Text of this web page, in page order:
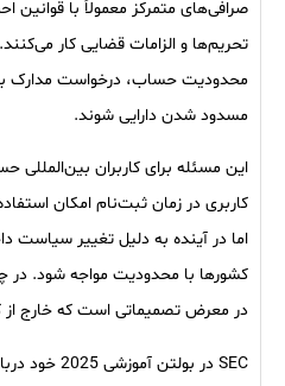
صرافی‌های متمرکز معمولاً با قوانین
تحریم‌ها و الزامات قضایی کار
محدودیت حساب، درخواست مدارک
مسدود شدن دارایی شوند.
این مسئله برای کاربران
کاربری در زمان ثبت‌نام امکان
اما در آینده به دلیل تغییر سیاست
کشورها با محدودیت مواجه شود. در
در معرض تصمیماتی است که خارج از